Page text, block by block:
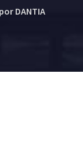
DANTIA